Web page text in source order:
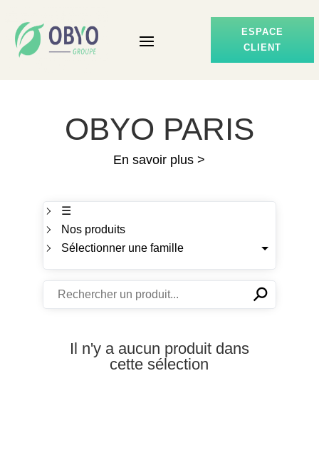
ESPACE
CLIENT
OBYO PARIS
En savoir plus >
☰
Nos produits
Sélectionner une famille
✕⚲
Il n'y a aucun produit dans
cette sélection